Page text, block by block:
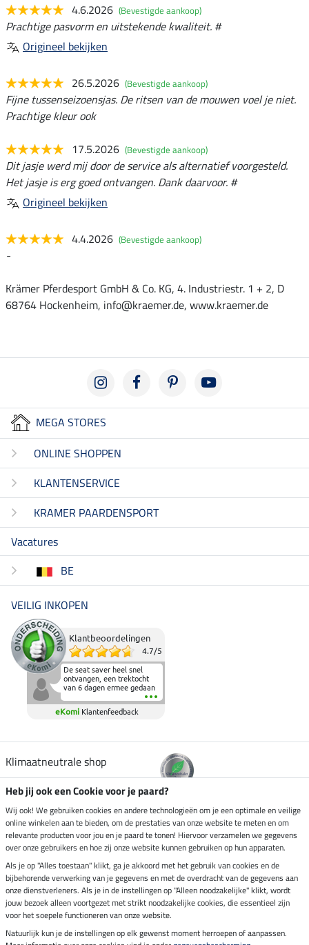
4.6.2026 (Bevestigde aankoop)
Prachtige pasvorm en uitstekende kwaliteit. #
Origineel bekijken
26.5.2026 (Bevestigde aankoop)
Fijne tussenseizoensjas. De ritsen van de mouwen voel je niet.
Prachtige kleur ook
17.5.2026 (Bevestigde aankoop)
Dit jasje werd mij door de service als alternatief voorgesteld.
Het jasje is erg goed ontvangen. Dank daarvoor. #
Origineel bekijken
4.4.2026 (Bevestigde aankoop)
-
Krämer Pferdesport GmbH & Co. KG, 4. Industriestr. 1 + 2, D
68764 Hockenheim, info@kraemer.de, www.kraemer.de
MEGA STORES
ONLINE SHOPPEN
KLANTENSERVICE
KRAMER PAARDENSPORT
Vacatures
BE
VEILIG INKOPEN
Klantbeoordelingen
4.7/5
De seat saver heel snel
ontvangen, een trektocht
van 6 dagen ermee gedaan
en deze heeft de beproeving
fantastisch doorstaan.
Heerlijk zacht om op te
elkaar in het zadel.
eKomi Klantenfeedback
Klimaatneutrale shop
Verzending per
Veilig betalen met
Impressum
Heb jij ook een Cookie voor je paard?
Wij ook! We gebruiken cookies en andere technologieën om je een optimale en veilige
online winkelen aan te bieden, om de prestaties van onze website te meten en om
relevante producten voor jou en je paard te tonen! Hiervoor verzamelen we gegevens
over onze gebruikers en hoe zij onze website kunnen gebruiken op hun apparaten.
Als je op "Alles toestaan" klikt, ga je akkoord met het gebruik van cookies en de
bijbehorende verwerking van je gegevens en met de overdracht van de gegevens aan
onze dienstverleners. Als je in de instellingen op "Alleen noodzakelijke" klikt, wordt
jouw bezoek alleen voortgezet met strikt noodzakelijke cookies, die essentieel zijn
voor het soepele functioneren van onze website.
Natuurlijk kun je de instellingen op elk gewenst moment herroepen of aanpassen.